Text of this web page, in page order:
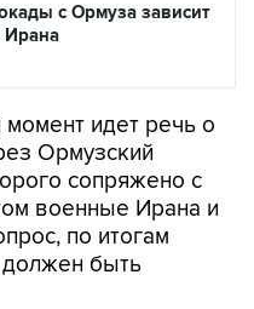
с Ормуза зависит
Ирана
идет речь о
Ормузский
сопряжено с
военные Ирана и
по итогам
должен быть